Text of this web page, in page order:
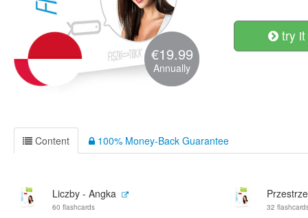
€19.99
Annually
try
Content 100% Money-Back Guarantee
Liczby - Angka
60 flashcards 32